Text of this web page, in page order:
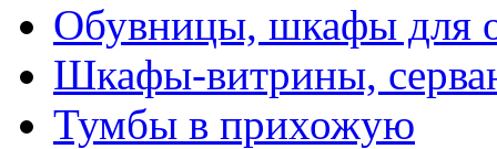
Обувницы, шкафы для
Шкафы-витрины,
Тумбы в прихожую